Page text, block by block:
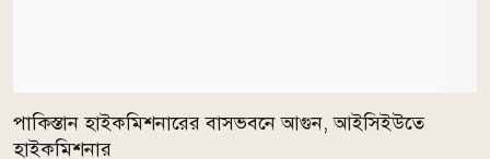
পাকিস্তান হাইকমিশনারের বাসভবনে আগুন, আইসিইউতে
হাইকমিশনার